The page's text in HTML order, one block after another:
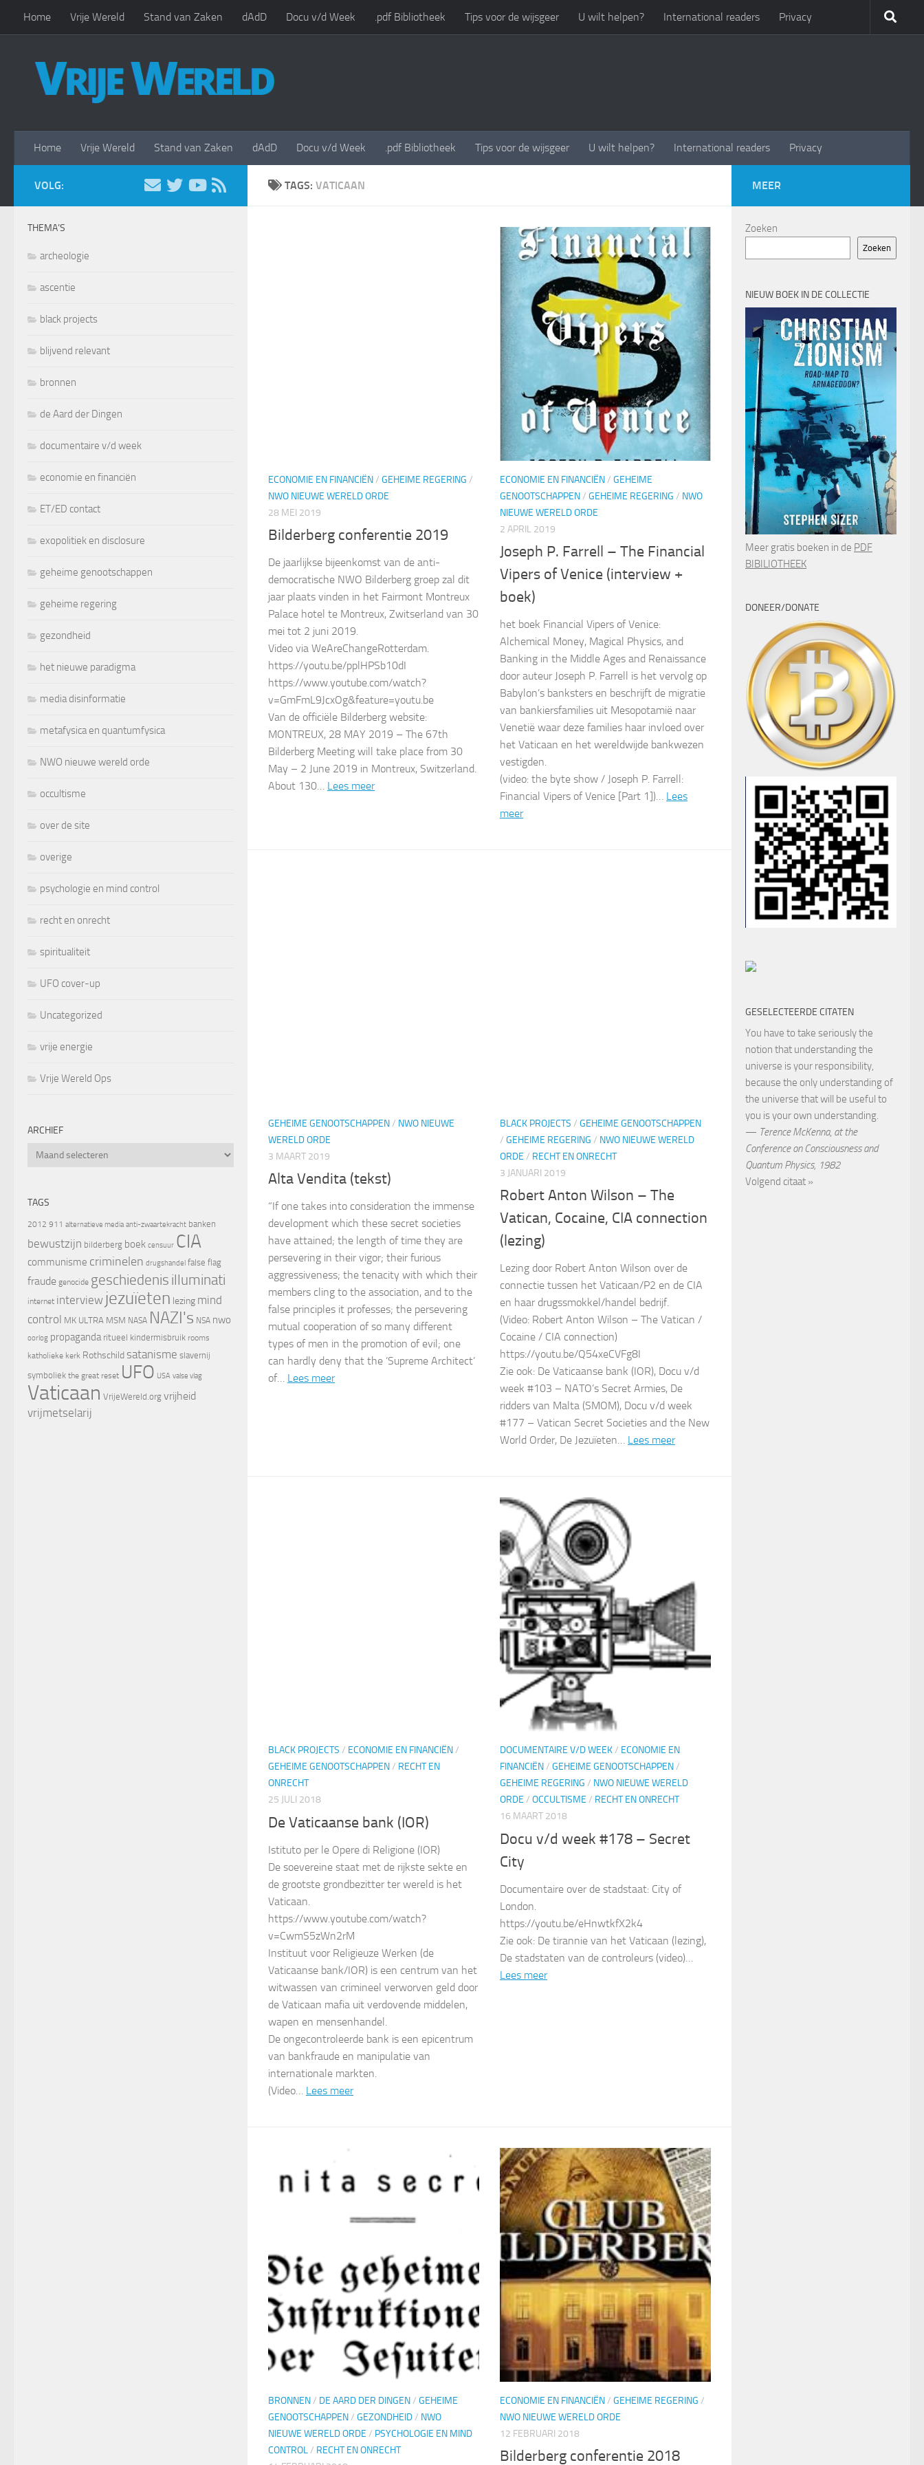
Doorgaan naar inhoud
Home Vrije Wereld Stand van Zaken dAdD Docu v/d Week .pdf Bibliotheek Tips voor de wijsgeer U wilt helpen? International readers Privacy
Home Vrije Wereld Stand van Zaken dAdD Docu v/d Week .pdf Bibliotheek Tips voor de wijsgeer U wilt helpen? International readers Privacy
TAGS: VATICAAN
ECONOMIE EN FINANCIËN/ GEHEIME REGERING /
NWO NIEUWE WERELD ORDE
28 MEI 2019
Bilderberg conferentie 2019
De jaarlijkse bijeenkomst van de anti-
democratische NWO Bilderberg groep zal dit
jaar plaats vinden in het Fairmont Montreux
Palace hotel te Montreux, Zwitserland van 30
mei tot 2 juni 2019.
Video via WeAreChangeRotterdam.
https://youtu.be/pplHPSb10dI
https://www.youtube.com/watch?
v=GmFmL9JcxOg&feature=youtu.be
Van de officiële Bilderberg website:
MONTREUX, 28 MAY 2019 – The 67th
Bilderberg Meeting will take place from 30
May – 2 June 2019 in Montreux, Switzerland.
About 130… Lees meer
ECONOMIE EN FINANCIËN/ GEHEIME
GENOOTSCHAPPEN/ GEHEIME REGERING / NWO
NIEUWE WERELD ORDE
2 APRIL 2019
Joseph P. Farrell – The Financial
Vipers of Venice (interview +
boek)
het boek Financial Vipers of Venice:
Alchemical Money, Magical Physics, and
Banking in the Middle Ages and Renaissance
door auteur Joseph P. Farrell is het vervolg op
Babylon’s banksters en beschrijft de migratie
van bankiersfamilies uit Mesopotamië naar
Venetië waar deze families haar invloed over
het Vaticaan en het wereldwijde bankwezen
vestigden.
(video: the byte show / Joseph P. Farrell:
Financial Vipers of Venice [Part 1])… Lees
meer
GEHEIME GENOOTSCHAPPEN/ NWO NIEUWE
WERELD ORDE
3 MAART 2019
Alta Vendita (tekst)
“If one takes into consideration the immense
development which these secret societies
have attained; the length of time they are
persevering in their vigor; their furious
aggressiveness; the tenacity with which their
members cling to the association, and to the
false principles it professes; the persevering
mutual cooperation of so many different
types of men in the promotion of evil; one
can hardly deny that the ‘Supreme Architect’
of… Lees meer
BLACK PROJECTS / GEHEIME GENOOTSCHAPPEN
/ GEHEIME REGERING / NWO NIEUWE WERELD
ORDE / RECHT EN ONRECHT
3 JANUARI 2019
Robert Anton Wilson – The
Vatican, Cocaine, CIA connection
(lezing)
Lezing door Robert Anton Wilson over de
connectie tussen het Vaticaan/P2 en de CIA
en haar drugssmokkel/handel bedrijf.
(Video: Robert Anton Wilson – The Vatican /
Cocaine / CIA connection)
https://youtu.be/Q54xeCVFg8I
Zie ook: De Vaticaanse bank (IOR), Docu v/d
week #103 – NATO’s Secret Armies, De
ridders van Malta (SMOM), Docu v/d week
#177 – Vatican Secret Societies and the New
World Order, De Jezuïeten… Lees meer
BLACK PROJECTS / ECONOMIE EN FINANCIËN/
GEHEIME GENOOTSCHAPPEN/ RECHT EN
ONRECHT
25 JULI 2018
De Vaticaanse bank (IOR)
Istituto per le Opere di Religione (IOR)
De soevereine staat met de rijkste sekte en
de grootste grondbezitter ter wereld is het
Vaticaan.
https://www.youtube.com/watch?
v=CwmS5zWn2rM
Instituut voor Religieuze Werken (de
Vaticaanse bank/IOR) is een centrum van het
witwassen van crimineel verworven geld door
de Vaticaan mafia uit verdovende middelen,
wapen en mensenhandel.
De ongecontroleerde bank is een epicentrum
van bankfraude en manipulatie van
internationale markten.
(Video… Lees meer
DOCUMENTAIRE V/D WEEK/ ECONOMIE EN
FINANCIËN/ GEHEIME GENOOTSCHAPPEN/
GEHEIME REGERING / NWO NIEUWE WERELD
ORDE / OCCULTISME / RECHT EN ONRECHT
16 MAART 2018
Docu v/d week #178 – Secret
City
Documentaire over de stadstaat: City of
London.
https://youtu.be/eHnwtkfX2k4
Zie ook: De tirannie van het Vaticaan (lezing),
De stadstaten van de controleurs (video)…
Lees meer
BRONNEN/ DE AARD DER DINGEN/ GEHEIME
GENOOTSCHAPPEN/ GEZONDHEID/ NWO
NIEUWE WERELD ORDE / PSYCHOLOGIE EN MIND
CONTROL/ RECHT EN ONRECHT
ECONOMIE EN FINANCIËN/ GEHEIME REGERING /
NWO NIEUWE WERELD ORDE
12 FEBRUARI 2018
Bilderberg conferentie 2018
VOLG:
THEMA’S
archeologie
ascentie
black projects
blijvend relevant
bronnen
de Aard der Dingen
documentaire v/d week
economie en financiën
ET/ED contact
exopolitiek en disclosure
geheime genootschappen
geheime regering
gezondheid
het nieuwe paradigma
media disinformatie
metafysica en quantumfysica
NWO nieuwe wereld orde
occultisme
over de site
overige
psychologie en mind control
recht en onrecht
spiritualiteit
UFO cover-up
Uncategorized
vrije energie
Vrije Wereld Ops
ARCHIEF
Archief
TAGS
2012 911 alternatieve media anti-zwaartekracht banken
bewustzijn bilderberg boek censuur CIA
communisme criminelen drugshandel false flag
fraude genocide geschiedenis illuminati
internet interview jezuïeten lezing mind
control MK ULTRA MSM NASA NAZI's NSA nwo
oorlog propaganda ritueel kindermisbruik rooms
katholieke kerk Rothschild satanisme slavernij
symboliek the great reset UFO USA valse vlag
Vaticaan VrijeWereld.org vrijheid
vrijmetselarij
MEER
Zoeken
Zoeken
NIEUW BOEK IN DE COLLECTIE
Meer gratis boeken in de PDF
BIBILIOTHEEK
DONEER/DONATE
GESELECTEERDE CITATEN
You have to take seriously the
notion that understanding the
universe is your responsibility,
because the only understanding of
the universe that will be useful to
you is your own understanding.
— Terence McKenna, at the
Conference on Consciousness and
Quantum Physics, 1982
Volgend citaat »